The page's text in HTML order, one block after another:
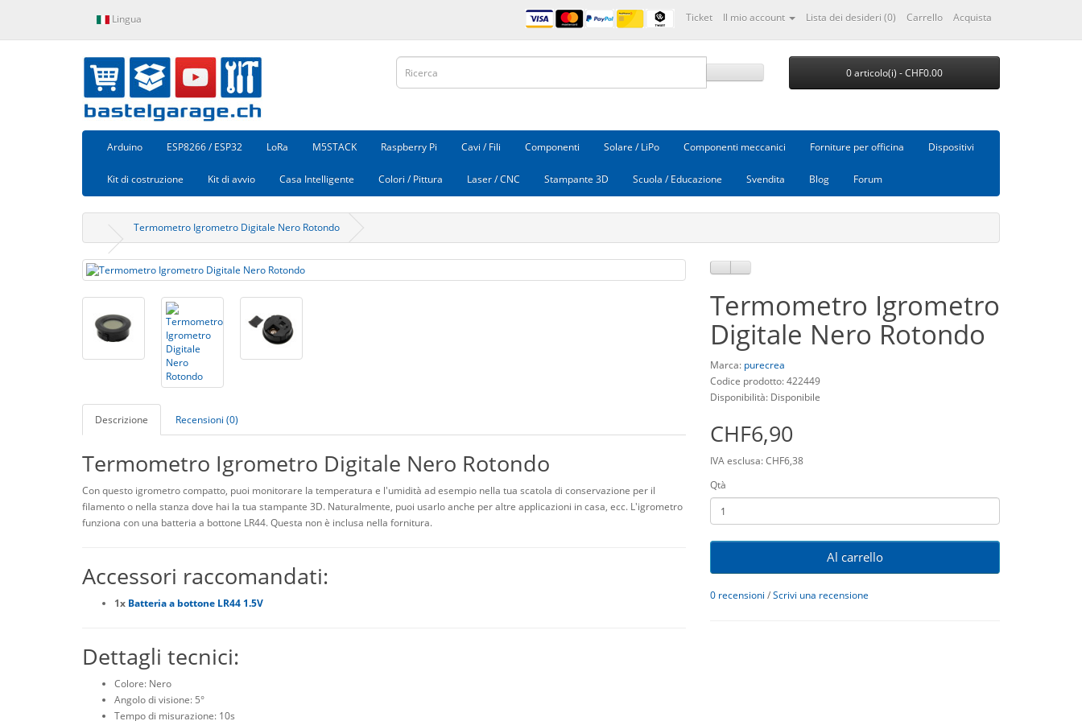
Lingua Ticket Il mio account Lista dei desideri (0) Carrello Acquista
0 articolo(i) - CHF0.00
Arduino ESP8266 / ESP32 LoRa M5STACK Raspberry Pi Cavi / Fili Componenti Solare / LiPo Componenti meccanici Forniture per officina Dispositivi
Kit di costruzione Kit di avvio Casa Intelligente Colori / Pittura Laser / CNC Stampante 3D Scuola / Educazione Svendita Blog Forum
Termometro Igrometro Digitale Nero Rotondo
Descrizione Recensioni (0)
Termometro Igrometro Digitale Nero Rotondo
Con questo igrometro compatto, puoi monitorare la temperatura e l'umidità ad esempio nella tua scatola di conservazione per il
filamento o nella stanza dove hai la tua stampante 3D. Naturalmente, puoi usarlo anche per altre applicazioni in casa, ecc. L'igrometro
funziona con una batteria a bottone LR44. Questa non è inclusa nella fornitura.
Accessori raccomandati:
1x Batteria a bottone LR44 1.5V
Dettagli tecnici:
Colore: Nero
Angolo di visione: 5°
Tempo di misurazione: 10s
Termometro Igrometro
Digitale Nero Rotondo
Marca: purecrea
Codice prodotto: 422449
Disponibilità: Disponibile
CHF6,90
IVA esclusa: CHF6,38
Qtà
Al carrello
0 recensioni /Scrivi una recensione